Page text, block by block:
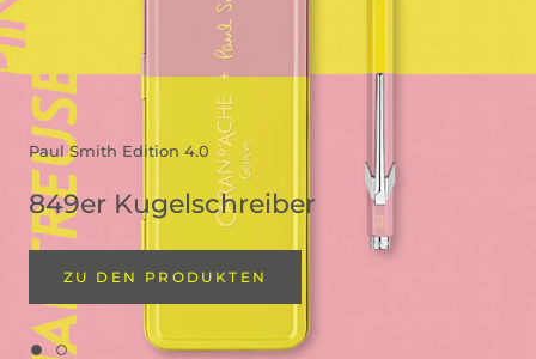
Paul Smith Edition 4.0
849er Kugelschreiber
ZU DEN PRODUKTEN